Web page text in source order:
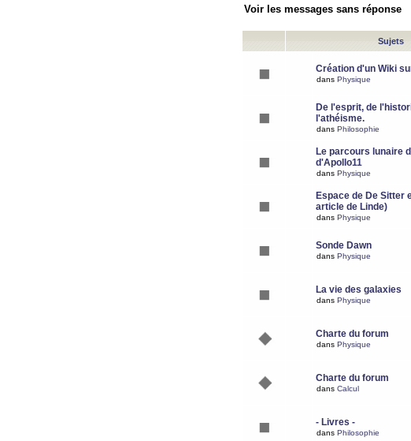
Voir les messages sans réponse
Sujets
Création d'un Wiki
dans Physique
De l'esprit, de
l'athéisme.
dans Philosophie
Le parcours lunaire
d'Apollo11
dans Physique
Espace de De Sitter
article de Linde)
dans Physique
Sonde Dawn
dans Physique
La vie des galaxies
dans Physique
Charte du forum
dans Physique
Charte du forum
dans Calcul
- Livres -
dans Philosophie